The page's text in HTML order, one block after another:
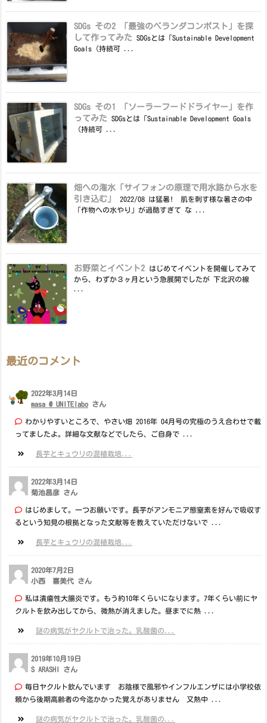
SDGs その2 「最強のベランダコンポスト」を探
して作ってみた
SDGsとは「Sustainable Development
Goals（持続可 ...
SDGs その1 「ソーラーフードドライヤー」を作
ってみた
SDGsとは「Sustainable Development Goals
（持続可 ...
畑への潅水「サイフォンの原理で用水路から水を
引き込む」
2022/08 は猛暑! 肌を刺す様な暑さの中
「作物への水やり」が過酷すぎて な ...
お野菜とイベント2
はじめてイベントを開催してみて
から、わずか３ヶ月という急展開でしたが 下北沢の線
最近のコメント
2022年3月14日
masa @ UNITElabo さん
わかりやすいところで、やさい畑 2016年 04月号の究極のうえ合わせで載
ってましたよ。詳細な文献などでしたら、ご自身で ...
長芋とキュウリの混植栽培...
2022年3月14日
菊池昌彦 さん
はじめまして。一つお願いです。長芋がアンモニア態窒素を好んで吸収す
るという知見の根拠となった文献等を教えていただけないで ...
長芋とキュウリの混植栽培...
2020年7月2日
小西 喜美代 さん
私は潰瘍性大腸炎です。もう約10年くらいになります。7年くらい前にヤ
クルトを飲み出してから、微熱が消えました。昼までに熱 ...
謎の病気がヤクルトで治った。乳酸菌の...
2019年10月19日
S ARASHI さん
毎日ヤクルト飲んでいます お陰様で風邪やインフルエンザには小学校依
頼から後期高齢者の今迄かかった覚えがありません 又熱中 ...
謎の病気がヤクルトで治った。乳酸菌の...